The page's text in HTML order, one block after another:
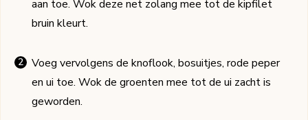
aan toe. Wok deze net zolang mee tot de kipfilet
bruin kleurt.
Voeg vervolgens de knoflook, bosuitjes, rode peper
en ui toe. Wok de groenten mee tot de ui zacht is
geworden.